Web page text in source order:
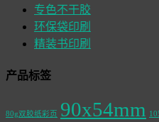
专色不干胶
环保袋印刷
精装书印刷
产品标签
80g双胶纸彩页 90x54mm